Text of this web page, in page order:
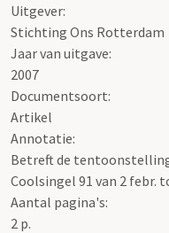
Uitgever:
Stichting Ons Rotterdam
Jaar van uitgave:
2007
Documentsoort:
Artikel
Annotatie:
Betreft de
Coolsingel 91 van 2 febr.
Aantal pagina's:
2 p.